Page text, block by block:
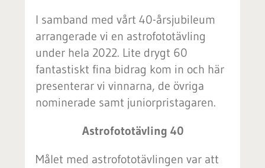
I samband med vårt 40-årsjubileum
arrangerade vi en astrofototävling
under hela 2022. Lite drygt 60
fantastiskt fina bidrag kom in och här
presenterar vi vinnarna, de övriga
nominerade samt juniorpristagaren.
Astrofototävling 40
Målet med astrofototävlingen var att